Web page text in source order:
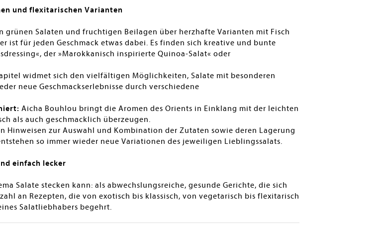
und flexitarischen Varianten
grünen Salaten und fruchtigen Beilagen über herzhafte Varianten mit Fisch
ist für jeden Geschmack etwas dabei. Es finden sich kreative und bunte
der »Marokkanisch inspirierte Quinoa-Salat« oder
widmet sich den vielfältigen Möglichkeiten, Salate mit besonderen
neue Geschmackserlebnisse durch verschiedene
Aicha Bouhlou bringt die Aromen des Orients in Einklang mit der leichten
als auch geschmacklich überzeugen.
Hinweisen zur Auswahl und Kombination der Zutaten sowie deren Lagerung
so immer wieder neue Variationen des jeweiligen Lieblingssalats.
einfach lecker
Salate stecken kann: als abwechslungsreiche, gesunde Gerichte, die sich
an Rezepten, die von exotisch bis klassisch, von vegetarisch bis flexitarisch
Salatliebhabers begehrt.